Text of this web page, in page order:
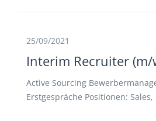
25/09/2021
Interim Recruiter (m/
Active Sourcing
Erstgespräche Positionen: